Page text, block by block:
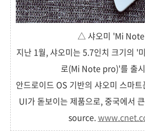
△ 샤오미 'Mi
지난 1월, 샤오미는 5.7인치 크기의 '
로(Mi Note pro)'를 출
안드로이드 OS 기반의 샤오미 스마
UI가 돋보이는 제품으로, 중국에서
source.